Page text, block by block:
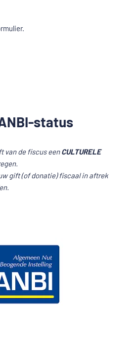
status
van de fiscus eenCULTURELE
gift (of donatie) fiscaal in aftrek